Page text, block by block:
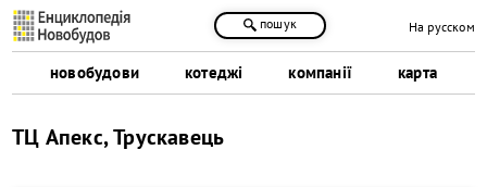
новобудови котеджі компанії карта
пошук На русском
ТЦ Апекс, Трускавець